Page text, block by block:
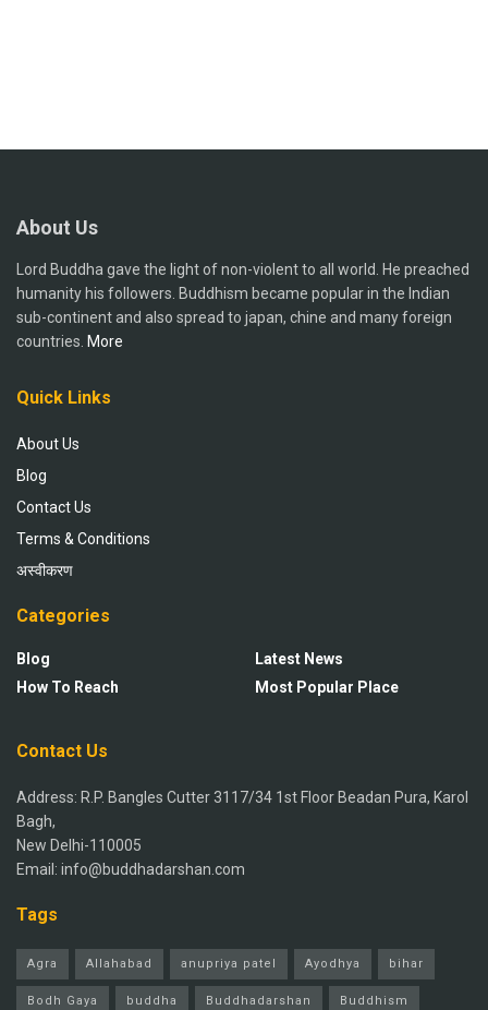
About Us
Lord Buddha gave the light of non-violent to all world. He preached
humanity his followers. Buddhism became popular in the Indian
sub-continent and also spread to japan, chine and many foreign
countries. More
Quick Links
About Us
Blog
Contact Us
Terms & Conditions
अस्वीकरण
Categories
Blog
How To Reach
Latest News
Most Popular Place
Contact Us
Address: R.P. Bangles Cutter 3117/34 1st Floor Beadan Pura, Karol
Bagh,
New Delhi-110005
Email: info@buddhadarshan.com
Tags
Agra Allahabad anupriya patel Ayodhya bihar
Bodh Gaya buddha Buddhadarshan Buddhism